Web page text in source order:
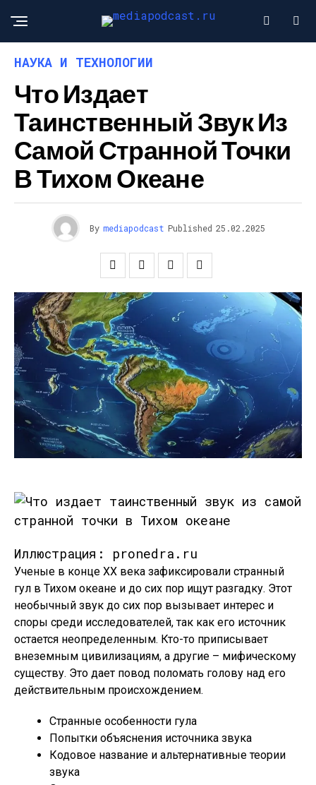
НАУКА И ТЕХНОЛОГИИ
Что Издает
Таинственный Звук Из
Самой Странной Точки
В Тихом Океане
By mediapodcast Published 25.02.2025
Иллюстрация: pronedra.ru
Ученые в конце XX века зафиксировали странный
гул в Тихом океане и до сих пор ищут разгадку. Этот
необычный звук до сих пор вызывает интерес и
споры среди исследователей, так как его источник
остается неопределенным. Кто-то приписывает
внеземным цивилизациям, а другие – мифическому
существу. Это дает повод поломать голову над его
действительным происхождением.
Странные особенности гула
Попытки объяснения источника звука
Кодовое название и альтернативные теории
звука